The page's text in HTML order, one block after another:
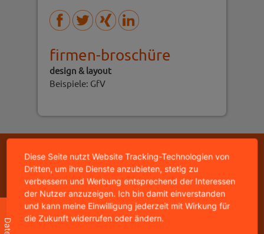
firmen-broschüre
design & layout
Beispiele: GfV
Copyright © 2026 - mediastyle werbeagentur -
95326 kulmbach
home|impressum|datenschutz|kontakt
mediastyle werbeagentur
Diese Seite nutzt Website Tracking-Technologien von
Dritten, um ihre Dienste anzubieten, stetig zu
verbessern und Werbung entsprechend der Interessen
der Nutzer anzuzeigen. Ich bin damit einverstanden
und kann meine Einwilligung jederzeit mit Wirkung für
die Zukunft widerrufen oder ändern.